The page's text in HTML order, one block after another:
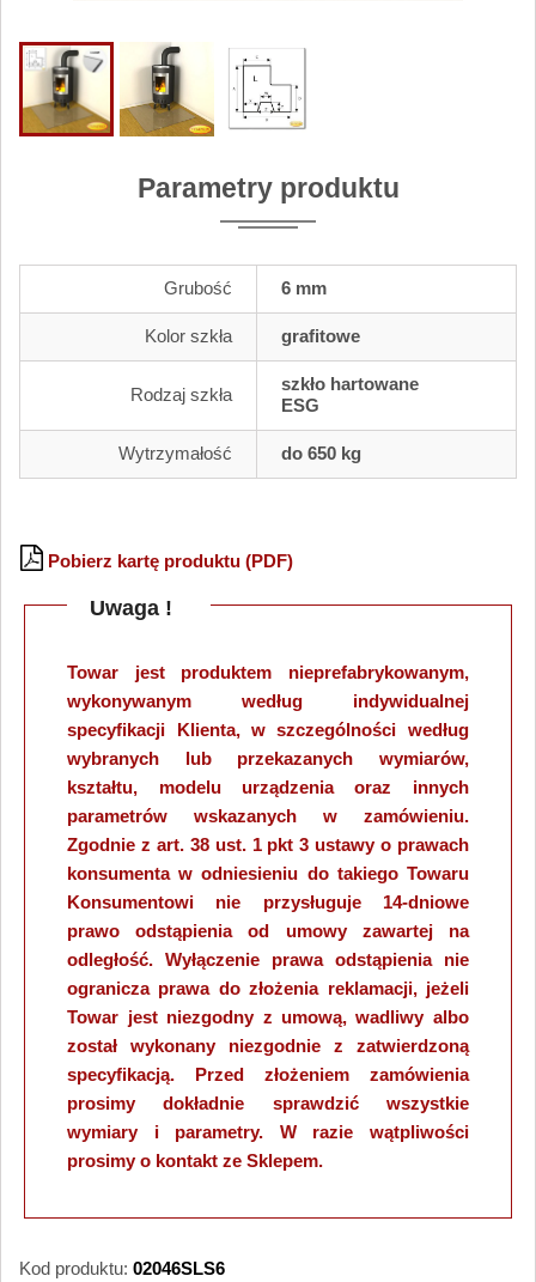
Parametry produktu
Grubość 6 mm
Kolor szkła grafitowe
Rodzaj szkła
szkło hartowane
ESG
Wytrzymałość do 650 kg
Pobierz kartę produktu (PDF)
Uwaga !
Towar jest produktem nieprefabrykowanym,
wykonywanym według indywidualnej
specyfikacji Klienta, w szczególności według
wybranych lub przekazanych wymiarów,
kształtu, modelu urządzenia oraz innych
parametrów wskazanych w zamówieniu.
Zgodnie z art. 38 ust. 1 pkt 3 ustawy o prawach
konsumenta w odniesieniu do takiego Towaru
Konsumentowi nie przysługuje 14-dniowe
prawo odstąpienia od umowy zawartej na
odległość. Wyłączenie prawa odstąpienia nie
ogranicza prawa do złożenia reklamacji, jeżeli
Towar jest niezgodny z umową, wadliwy albo
został wykonany niezgodnie z zatwierdzoną
specyfikacją. Przed złożeniem zamówienia
prosimy dokładnie sprawdzić wszystkie
wymiary i parametry. W razie wątpliwości
prosimy o kontakt ze Sklepem.
Kod produktu: 02046SLS6